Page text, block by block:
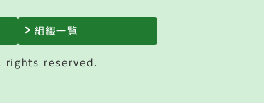
組織一覧
reserved.